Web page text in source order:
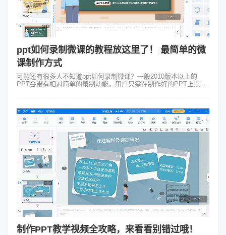
ppt如何录制微课的教程放这里了！ 最简单的微
课制作方式
可能还有很多人不知道ppt如何录制微课？一般2010版本以上的
PPT会带有相对简单的录制功能。用户只需在制作好的PPT上点击
制作PPT教学视频全攻略，来看看别错过哦！